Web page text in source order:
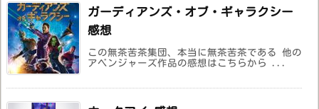
ガーディアンズ・オブ・ギャラクシー
感想
この無茶苦茶集団、本当に無茶苦茶である 他の
アベンジャーズ作品の感想はこちらから ...